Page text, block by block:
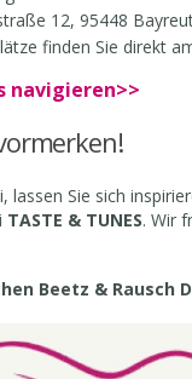
12, 95448
finden Sie direkt
navigieren>>
lassen Sie sich
TASTE & TUNES. Wir
Beetz & Rausch